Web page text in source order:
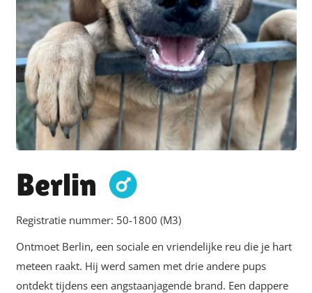
Berlin
Registratie nummer: 50-1800 (M3)
Ontmoet Berlin, een sociale en vriendelijke reu die je hart
meteen raakt. Hij werd samen met drie andere pups
ontdekt tijdens een angstaanjagende brand. Een dappere